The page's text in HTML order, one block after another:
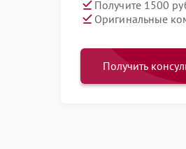
Получите 1500
Оригинальные
Получить